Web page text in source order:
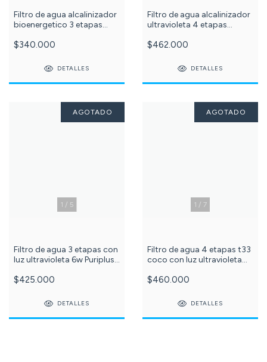
Filtro de agua alcalinizador
bioenergetico 3 etapas
$340.000
DETALLES
Filtro de agua alcalinizador
ultravioleta 4 etapas
$462.000
DETALLES
1 / 5
AGOTADO
Filtro de agua 3 etapas con
luz ultravioleta 6w Puriplus
$425.000
DETALLES
1 / 7
AGOTADO
Filtro de agua 4 etapas t33
coco con luz ultravioleta
$460.000
DETALLES